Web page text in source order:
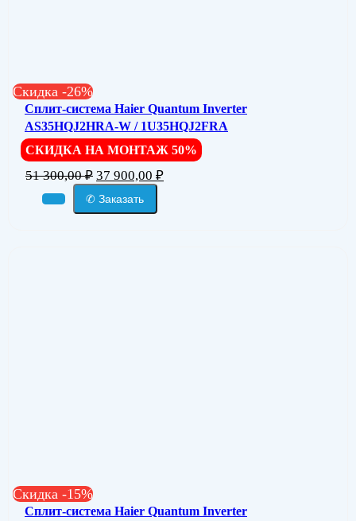
Скидка -26%
Сплит-система Haier Quantum Inverter
AS35HQJ2HRA-W / 1U35HQJ2FRA
СКИДКА НА МОНТАЖ 50%
51 300,00₽ 37 900,00 ₽
✆ Заказать
Скидка -15%
Сплит-система Haier Quantum Inverter